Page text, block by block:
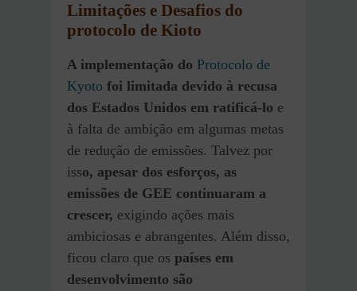
Limitações e Desafios do
protocolo de Kioto
A implementação do Protocolo de
Kyoto foi limitada devido à recusa
dos Estados Unidos em ratificá-lo e
à falta de ambição em algumas metas
de redução de emissões. Talvez por
isso, apesar dos esforços, as
emissões de GEE continuaram a
crescer, exigindo ações mais
ambiciosas e abrangentes. Além disso,
ficou claro que os países em
desenvolvimento são